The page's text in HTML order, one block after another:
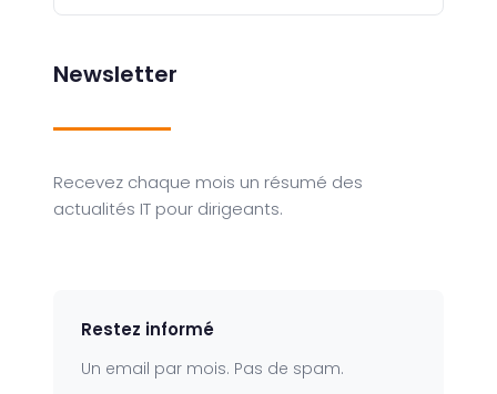
Newsletter
Recevez chaque mois un résumé des
actualités IT pour dirigeants.
Restez informé
Un email par mois. Pas de spam.